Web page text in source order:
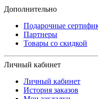
Дополнительно
Подарочные
Партнеры
Товары со скидкой
Личный кабинет
Личный кабинет
История заказов